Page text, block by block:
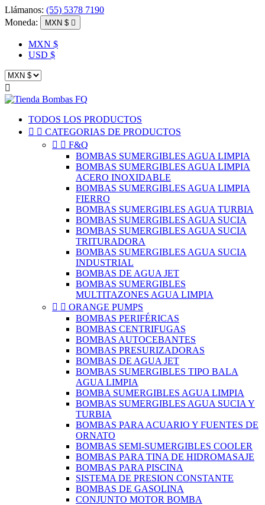
Llámanos: (55) 5378 7190
Moneda:
MXN $ 
MXN $
USD $

TODOS LOS PRODUCTOS
  CATEGORIAS DE PRODUCTOS
  F&Q
BOMBAS SUMERGIBLES AGUA LIMPIA
BOMBAS SUMERGIBLES AGUA LIMPIA
ACERO INOXIDABLE
BOMBAS SUMERGIBLES AGUA LIMPIA
FIERRO
BOMBAS SUMERGIBLES AGUA TURBIA
BOMBAS SUMERGIBLES AGUA SUCIA
BOMBAS SUMERGIBLES AGUA SUCIA
TRITURADORA
BOMBAS SUMERGIBLES AGUA SUCIA
INDUSTRIAL
BOMBAS DE AGUA JET
BOMBAS SUMERGIBLES
MULTITAZONES AGUA LIMPIA
  ORANGE PUMPS
BOMBAS PERIFÉRICAS
BOMBAS CENTRIFUGAS
BOMBAS AUTOCEBANTES
BOMBAS PRESURIZADORAS
BOMBAS DE AGUA JET
BOMBAS SUMERGIBLES TIPO BALA
AGUA LIMPIA
BOMBA SUMERGIBLES AGUA LIMPIA
BOMBAS SUMERGIBLES AGUA SUCIA Y
TURBIA
BOMBAS PARA ACUARIO Y FUENTES DE
ORNATO
BOMBAS SEMI-SUMERGIBLES COOLER
BOMBAS PARA TINA DE HIDROMASAJE
BOMBAS PARA PISCINA
SISTEMA DE PRESION CONSTANTE
BOMBAS DE GASOLINA
CONJUNTO MOTOR BOMBA